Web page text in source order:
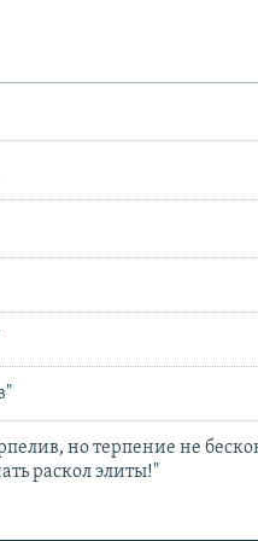
но терпение не
раскол элиты!"